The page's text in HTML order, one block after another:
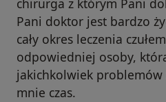
chirurga z którym Pani
Pani doktor jest bardzo
cały okres leczenia
odpowiedniej osoby,
jakichkolwiek problemów
mnie czas.